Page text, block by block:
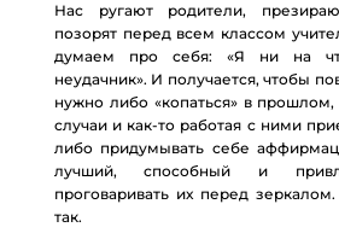
Нас ругают родители,
позорят перед всем классом
думаем про себя: «Я ни на
неудачник». И получается, чтобы
нужно либо «копаться» в прошлом,
случаи и как-то работая с ними
либо придумывать себе
лучший, способный и
проговаривать их перед
так.